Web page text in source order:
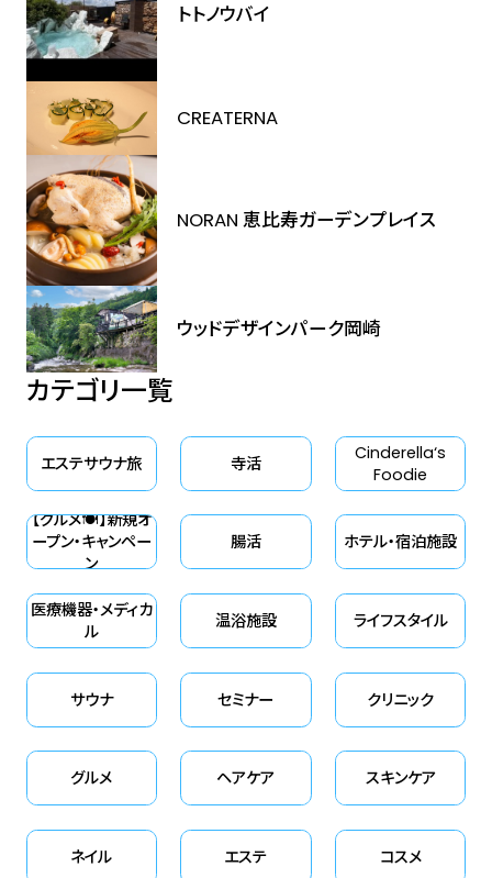
トトノウバイ
CREATERNA
NORAN 恵比寿ガーデンプレイス
ウッドデザインパーク岡崎
カテゴリ一覧
エステサウナ旅 寺活
Cinderella‘s
Foodie
【グルメ🍽】新規オ
ープン・キャンペー
ン
腸活 ホテル・宿泊施設
医療機器・メディカ
ル
温浴施設 ライフスタイル
サウナ セミナー クリニック
グルメ ヘアケア スキンケア
ネイル エステ コスメ